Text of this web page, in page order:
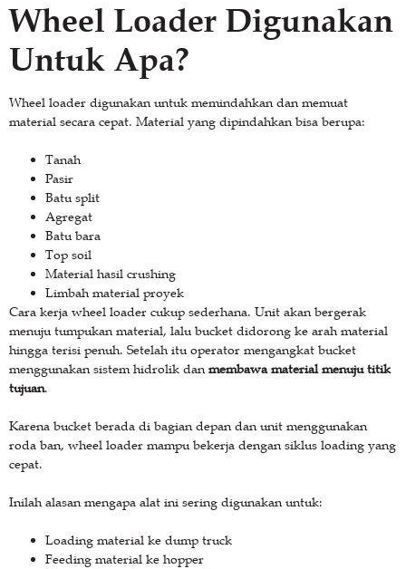
Wheel Loader Digunakan
Untuk Apa?
Wheel loader digunakan untuk memindahkan dan memuat
material secara cepat. Material yang dipindahkan bisa berupa:
Tanah
Pasir
Batu split
Agregat
Batu bara
Top soil
Material hasil crushing
Limbah material proyek
Cara kerja wheel loader cukup sederhana. Unit akan bergerak
menuju tumpukan material, lalu bucket didorong ke arah material
hingga terisi penuh. Setelah itu operator mengangkat bucket
menggunakan sistem hidrolik danmembawa material menuju titik
tujuan.
Karena bucket berada di bagian depan dan unit menggunakan
roda ban, wheel loader mampu bekerja dengan siklus loading yang
cepat.
Inilah alasan mengapa alat ini sering digunakan untuk:
Loading material ke dump truck
Feeding material ke hopper